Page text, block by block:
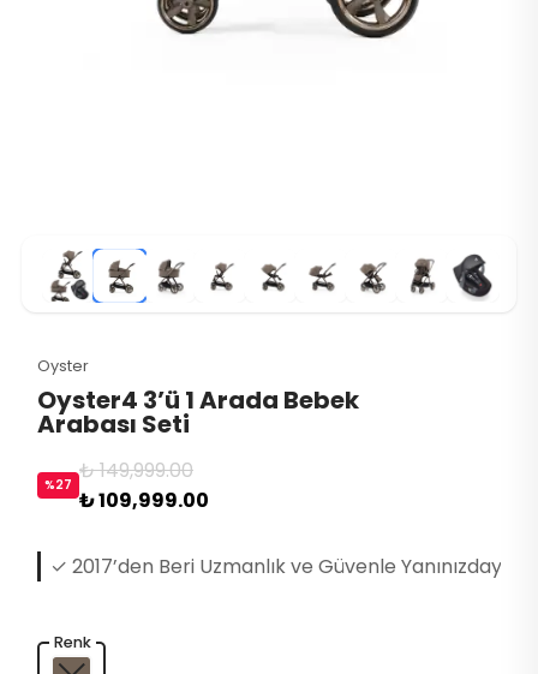
Oyster
Oyster4 3’ü 1 Arada Bebek
Arabası Seti
%27
₺ 149,999.00
₺ 109,999.00
✓ 2017’den Beri Uzmanlık ve Güvenle Yanınızdayız
Renk